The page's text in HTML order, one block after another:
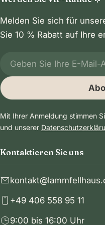
Kontaktieren Sie uns
+49 406 558 95 11
9:00 bis 16:00 Uhr
Melden Sie sich für
Sie 10 % Rabatt auf Ihre
Mit Ihrer Anmeldung stimmen
und unserer